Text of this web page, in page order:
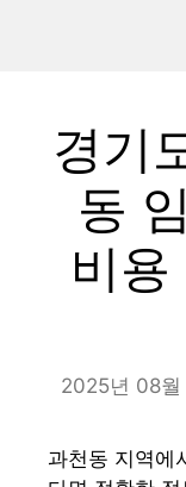
경기
동
비
2025년 08월
과천동 지역에